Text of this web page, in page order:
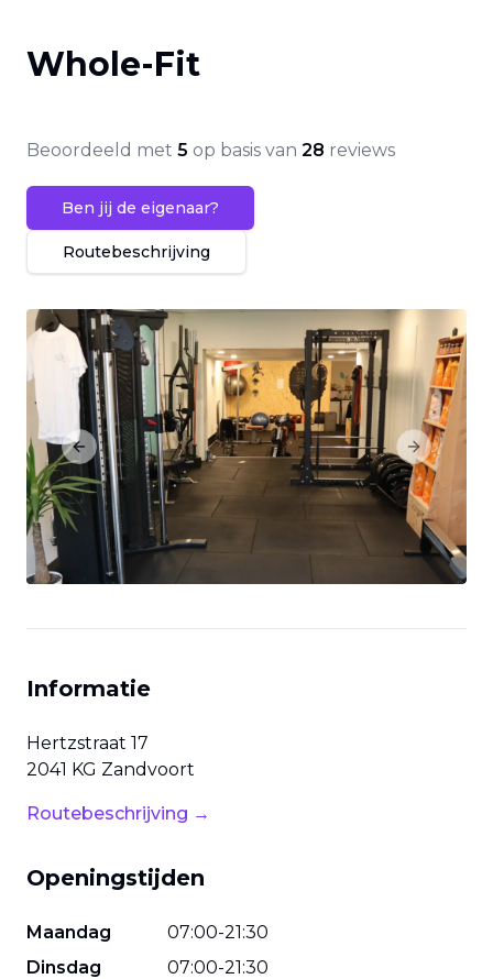
Whole-Fit
Beoordeeld met 5 op basis van 28 reviews
Ben jij de eigenaar?
Routebeschrijving
Previous slide Next slide
Informatie
Hertzstraat 17
2041 KG Zandvoort
Routebeschrijving →
Openingstijden
Maandag 07:00-21:30
Dinsdag
07:00-21:30